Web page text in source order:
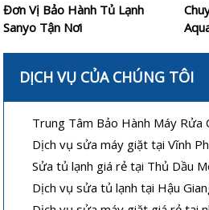
Đơn Vị Bảo Hành Tủ Lạnh
Sanyo Tận Nơi
DỊCH VỤ CỦA CHÚNG TÔI
Trung Tâm Bảo Hành Máy Rửa
Dịch vụ sửa máy giặt tại Vĩnh
Sửa tủ lạnh giá rẻ tại Thủ Dầu
Dịch vụ sửa tủ lạnh tại Hậu